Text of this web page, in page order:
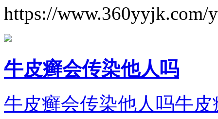
https://www.360yyjk.com/
牛皮癣会传染他人吗
牛皮癣会传染他人吗牛